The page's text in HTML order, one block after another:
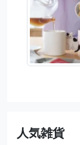
人気雑貨